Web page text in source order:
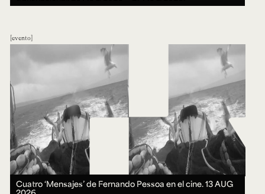
evento
Cuatro ‘Mensajes’ de Fernando Pessoa en el cine.13 AUG